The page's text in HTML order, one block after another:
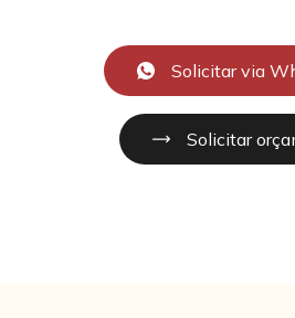
Solicitar via
Solicitar